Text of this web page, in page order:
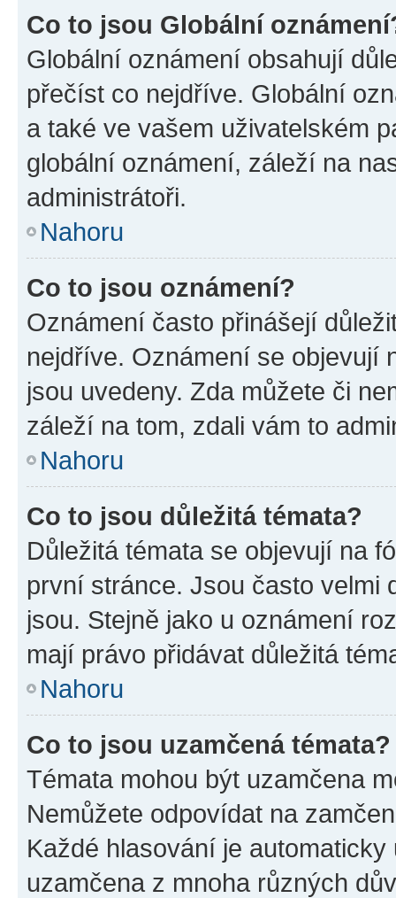
Co to jsou Globální
Globální oznámení obsahují
přečíst co nejdříve. Globální
a také ve vašem uživatelském
globální oznámení, záleží na
administrátoři.
Nahoru
Co to jsou oznámení?
Oznámení často přinášejí
nejdříve. Oznámení se objevují
jsou uvedeny. Zda můžete či
záleží na tom, zdali vám to
Nahoru
Co to jsou důležitá témata?
Důležitá témata se objevují na
první stránce. Jsou často velmi
jsou. Stejně jako u oznámení
mají právo přidávat důležitá
Nahoru
Co to jsou uzamčená témata?
Témata mohou být uzamčena
Nemůžete odpovídat na
Každé hlasování je
uzamčena z mnoha různých